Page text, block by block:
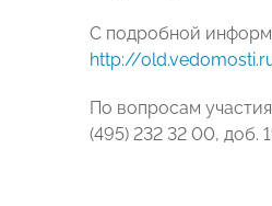
С подробной
http://
По вопросам
(495) 232 32 00, доб.